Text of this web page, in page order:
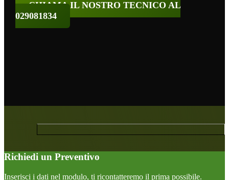
CHIAMA IL NOSTRO TECNICO AL
029081834
Richiedi un Preventivo
Inserisci i dati nel modulo, ti ricontatteremo il prima possibile.